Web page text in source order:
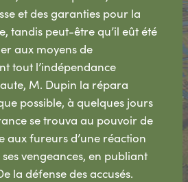
et des garanties pour la
tandis peut-être qu’il eût été
aux moyens de
tout l’indépendance
M. Dupin la répara
possible, à quelques jours
se trouva au pouvoir de
aux fureurs d’une réaction
vengeances, en publiant
la défense des accusés.